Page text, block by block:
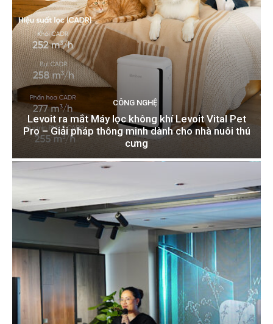
CÔNG NGHỆ
Levoit ra mắt Máy lọc không khí Levoit Vital Pet
Pro – Giải pháp thông minh dành cho nhà nuôi thú
cưng